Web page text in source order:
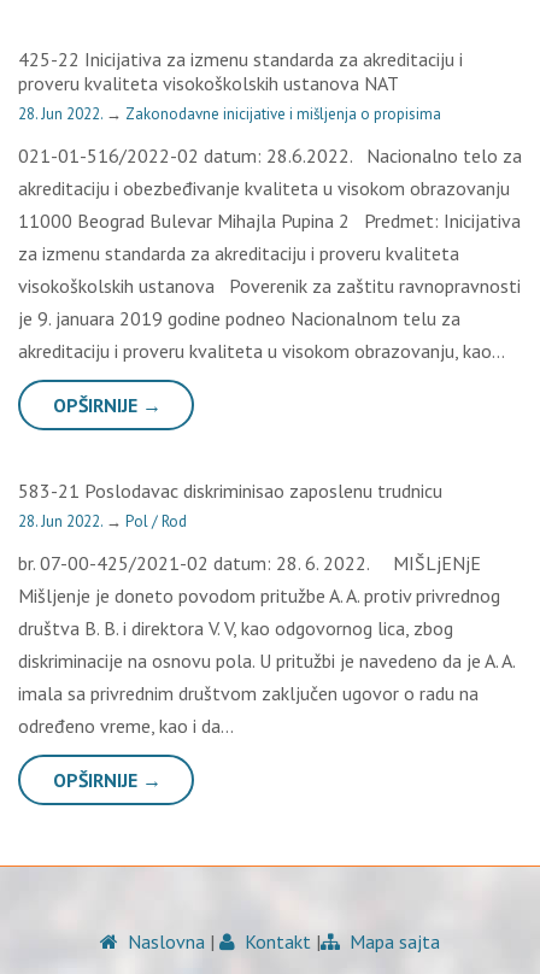
425-22 Inicijativa za izmenu standarda za akreditaciju i
proveru kvaliteta visokoškolskih ustanova NAT
28. Jun 2022. → Zakonodavne inicijative i mišljenja o propisima
021-01-516/2022-02 datum: 28.6.2022. Nacionalno telo za
akreditaciju i obezbeđivanje kvaliteta u visokom obrazovanju
11000 Beograd Bulevar Mihajla Pupina 2 Predmet: Inicijativa
za izmenu standarda za akreditaciju i proveru kvaliteta
visokoškolskih ustanova Poverenik za zaštitu ravnopravnosti
je 9. januara 2019 godine podneo Nacionalnom telu za
akreditaciju i proveru kvaliteta u visokom obrazovanju, kao…
OPŠIRNIJE →
583-21 Poslodavac diskriminisao zaposlenu trudnicu
28. Jun 2022. → Pol / Rod
br. 07-00-425/2021-02 datum: 28. 6. 2022. MIŠLjENjE
Mišljenje je doneto povodom pritužbe A. A. protiv privrednog
društva B. B. i direktora V. V, kao odgovornog lica, zbog
diskriminacije na osnovu pola. U pritužbi je navedeno da je A. A.
imala sa privrednim društvom zaključen ugovor o radu na
određeno vreme, kao i da…
OPŠIRNIJE →
Naslovna | Kontakt | Mapa sajta